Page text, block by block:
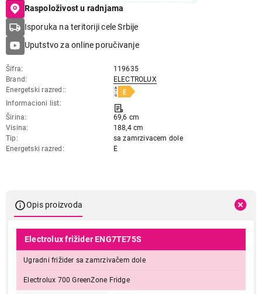
Raspoloživost u radnjama
Isporuka na teritoriji cele Srbije
Uputstvo za online poručivanje
Šifra
119635
Brand
ELECTROLUX
Energetski razred:
Informacioni list
Širina
69,6 cm
Visina
188,4 cm
Tip
sa zamrzivacem dole
Energetski razred
E
Opis proizvoda
Electrolux frižider ENG7TE75S
Ugradni frižider sa zamrzivačem dole
Electrolux 700 GreenZone Fridge